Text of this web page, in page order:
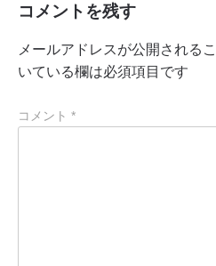
コメントを残す
メールアドレスが公開される
いている欄は必須項目です
コメント *